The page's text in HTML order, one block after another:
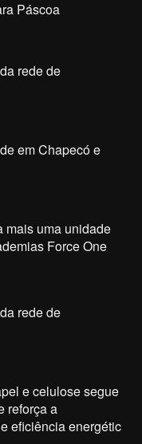
Páscoa
rede de
em Chapecó e
mais uma unidade
Force One
rede de
e celulose segue
reforça a
eficiência energétic